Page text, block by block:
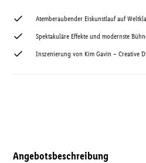
Atemberaubender Eiskunstlauf auf
Spektakuläre Effekte und modernste
Inszenierung von Kim Gavin – Creative
Angebotsbeschreibung